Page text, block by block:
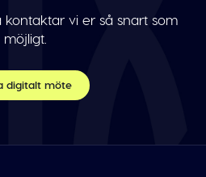
kontaktar vi er så snart som
möjligt.
digitalt möte